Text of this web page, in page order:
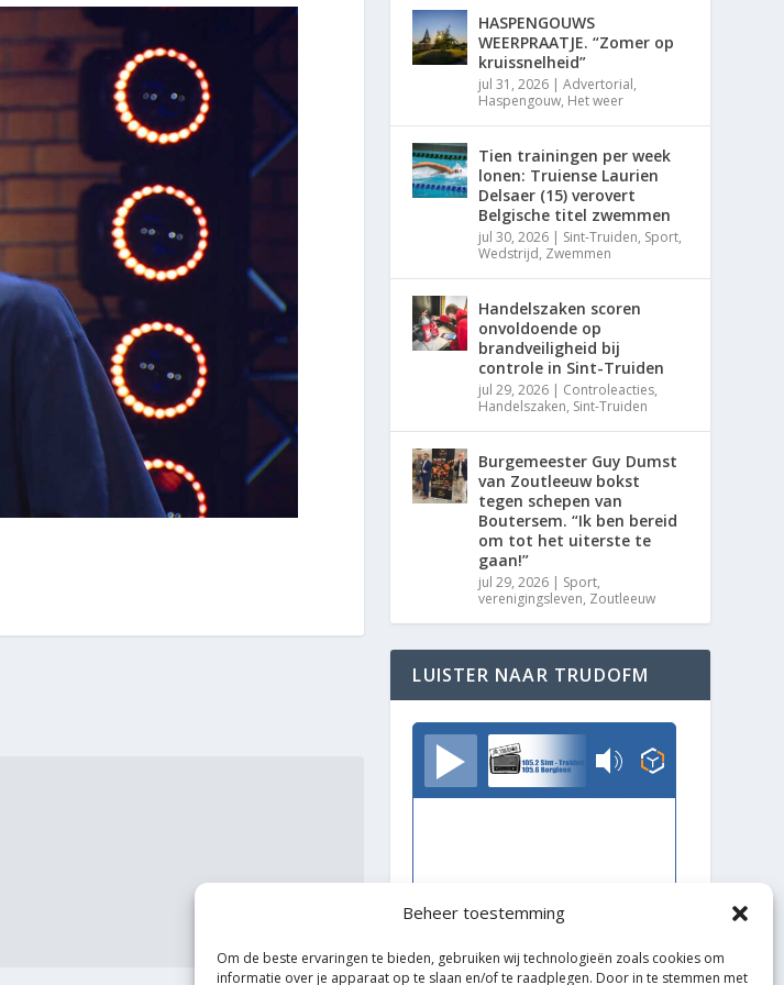
Beheer toestemming
Om de beste ervaringen te bieden, gebruiken wij technologieën zoals cookies om
informatie over je apparaat op te slaan en/of te raadplegen. Door in te stemmen met
HASPENGOUWS
WEERPRAATJE. “Zomer op
kruissnelheid”
jul 31, 2026 |Advertorial,
Haspengouw, Het weer
Tien trainingen per week
lonen: Truiense Laurien
Delsaer (15) verovert
Belgische titel zwemmen
jul 30, 2026 | Sint-Truiden, Sport,
Wedstrijd, Zwemmen
Handelszaken scoren
onvoldoende op
brandveiligheid bij
controle in Sint-Truiden
jul 29, 2026 | Controleacties,
Handelszaken, Sint-Truiden
Burgemeester Guy Dumst
van Zoutleeuw bokst
tegen schepen van
Boutersem. “Ik ben bereid
om tot het uiterste te
gaan!”
jul 29, 2026 | Sport,
verenigingsleven, Zoutleeuw
LUISTER NAAR TRUDOFM
TrudoFM